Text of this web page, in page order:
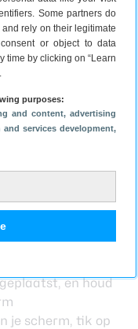
Some partners do
rely on their legitimate
or object to data
time by clicking on “Learn
purposes:
and content, advertising
and services development,
de stijl van de
de donkere modus
op One UI 4.1
in het menu
lang
Slimme
reacties onder dit
en houd
je scherm, tik op